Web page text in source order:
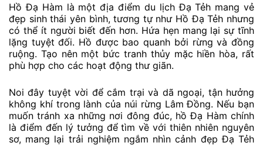
Hồ Đạ Hàm là một địa điểm du lịch Đạ Tẻh mang vẻ
đẹp sinh thái yên bình, tương tự như Hồ Đạ Tẻh nhưng
có thể ít người biết đến hơn. Hứa hẹn mang lại sự tĩnh
lặng tuyệt đối. Hồ được bao quanh bởi rừng và đồng
ruộng. Tạo nên một bức tranh thủy mặc hiền hòa, rất
phù hợp cho các hoạt động thư giãn.
Noi đây tuyệt vời để cắm trại và dã ngoại, tận hưởng
không khí trong lành của núi rừng Lâm Đồng. Nếu bạn
muốn tránh xa những nơi đông đúc, hồ Đạ Hàm chính
là điểm đến lý tưởng để tìm về với thiên nhiên nguyên
sơ, mang lại trải nghiệm ngắm nhìn cảnh đẹp Đạ Tẻh